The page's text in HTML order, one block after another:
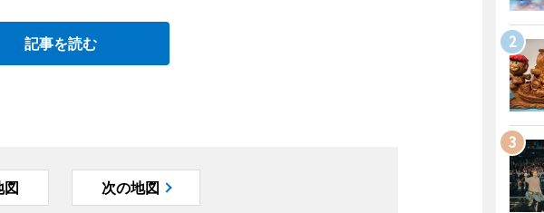
記事を読む
図 次の地図